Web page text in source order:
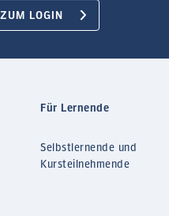
ZUM LOGIN
Für Lernende
Selbstlernende und
Kursteilnehmende